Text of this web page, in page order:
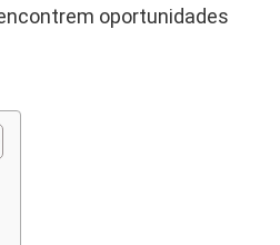
oportunidades